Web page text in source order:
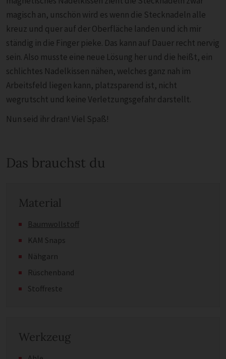
magisch an, unschön wird es wenn die Stecknadeln alle
kreuz und quer auf der Oberfläche landen und ich mir
ständig in die Finger pieke. Das kann auf Dauer recht nervig
sein. Also musste eine neue Lösung her und die heißt, ein
schlichtes Nadelkissen nähen, welches ganz nah im
Arbeitsfeld liegen kann, platzsparend ist, nicht
wegrutscht und keine Verletzungsgefahr darstellt.
Nun seid ihr dran! Viel Spaß!
Das brauchst du
Material
Baumwollstoff
KAM Snaps
Nähgarn
Rüschenband
Stoffreste
Werkzeug